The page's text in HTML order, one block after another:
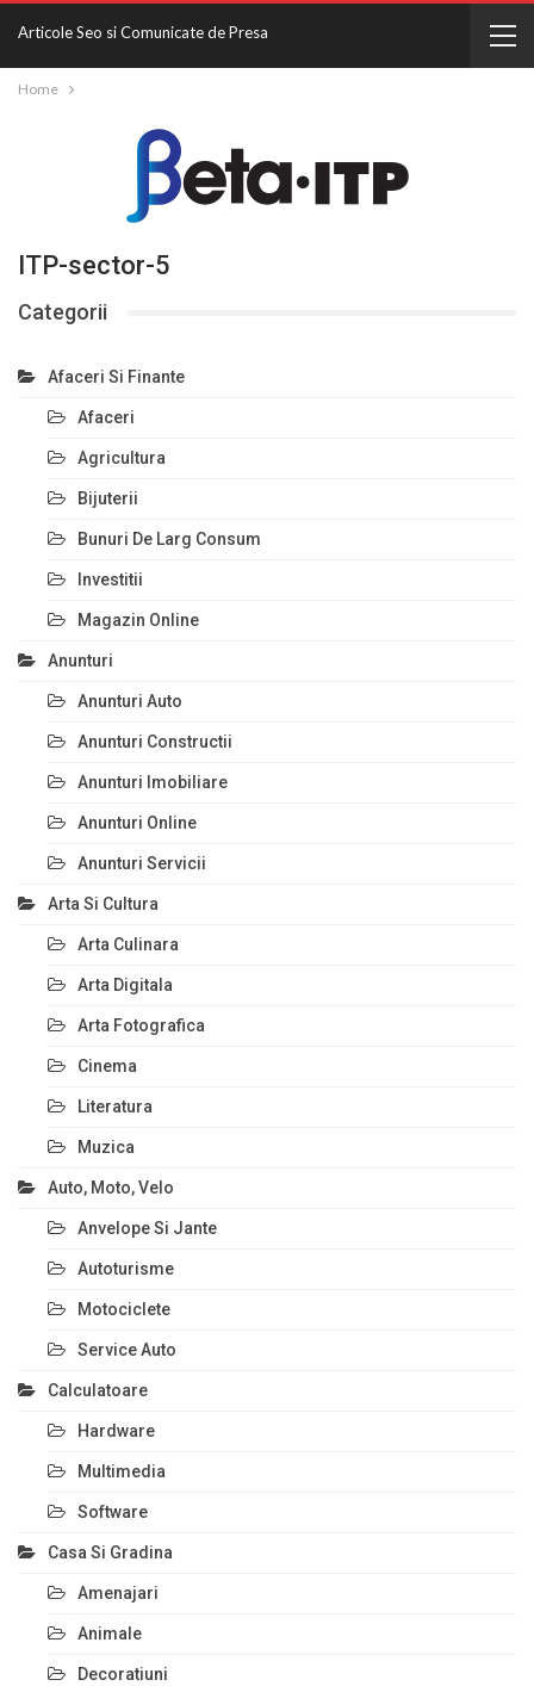
Articole Seo si Comunicate de Presa
Home
ITP-sector-5
Categorii
Afaceri Si Finante
Afaceri
Agricultura
Bijuterii
Bunuri De Larg Consum
Investitii
Magazin Online
Anunturi
Anunturi Auto
Anunturi Constructii
Anunturi Imobiliare
Anunturi Online
Anunturi Servicii
Arta Si Cultura
Arta Culinara
Arta Digitala
Arta Fotografica
Cinema
Literatura
Muzica
Auto, Moto, Velo
Anvelope Si Jante
Autoturisme
Motociclete
Service Auto
Calculatoare
Hardware
Multimedia
Software
Casa Si Gradina
Amenajari
Animale
Decoratiuni